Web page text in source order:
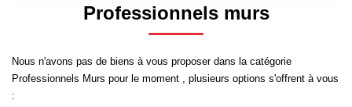
Budget max Plus de critères
Professionnels murs
Nous n'avons pas de biens à vous proposer dans la catégorie
Professionnels Murs pour le moment , plusieurs options s'offrent à vous
: